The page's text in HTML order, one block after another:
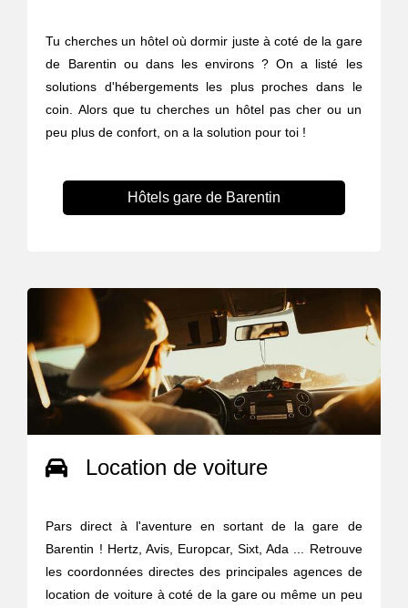
Tu cherches un hôtel où dormir juste à coté de la gare
de Barentin ou dans les environs ? On a listé les
solutions d'hébergements les plus proches dans le
coin. Alors que tu cherches un hôtel pas cher ou un
peu plus de confort, on a la solution pour toi !
Hôtels gare de Barentin
Location de voiture
Pars direct à l'aventure en sortant de la gare de
Barentin ! Hertz, Avis, Europcar, Sixt, Ada ... Retrouve
les coordonnées directes des principales agences de
location de voiture à coté de la gare ou même un peu